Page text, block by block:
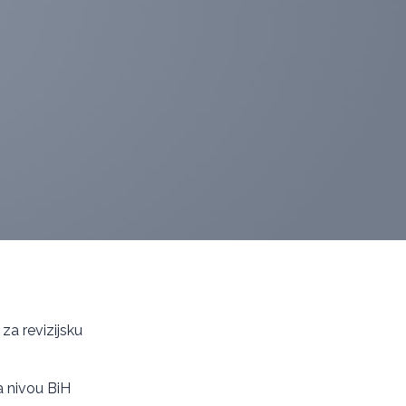
revizijsku
nivou BiH